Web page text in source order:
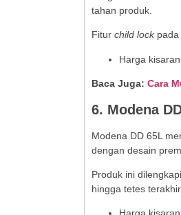
tahan produk.
Fitur child lock
Harga
Baca Juga: Cara
6. Modena
Modena DD 65L
dengan desain
Produk ini
hingga tetes